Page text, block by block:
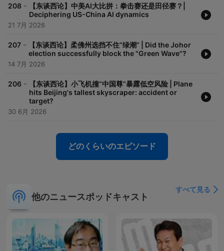
208 -
【东谈西论】中美AI大比拼：拳击赛还是田径赛？|
Deciphering US-China AI dynamics
21 7月 2026
207 -
【东谈西论】柔佛州选挡不住“绿潮” | Did the Johor
election successfully block the "Green Wave"?
14 7月 2026
206 -
【东谈西论】小飞机撞“中国尊”暴露低空风险 | Plane
hits Beijing's tallest skyscraper: accident or
target?
30 6月 2026
どのくらいのエピソード
他のニュースポッドキャスト
すべて見る